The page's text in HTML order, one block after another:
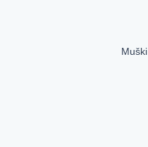
Muški